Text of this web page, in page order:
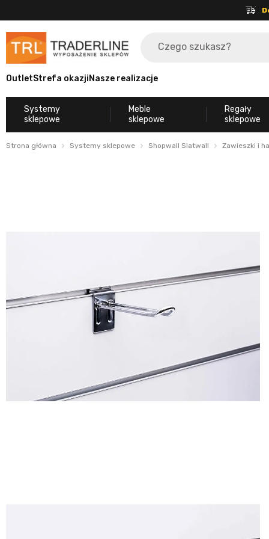
OutletStrefa okazjiNasze realizacje
Systemy
sklepowe
Meble
sklepowe
Regały
sklepowe
Strona główna Systemy sklepowe Shopwall Slatwall Zawieszki i